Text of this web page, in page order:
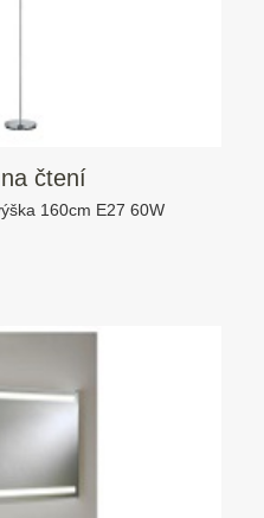
čtení
160cm E27 60W